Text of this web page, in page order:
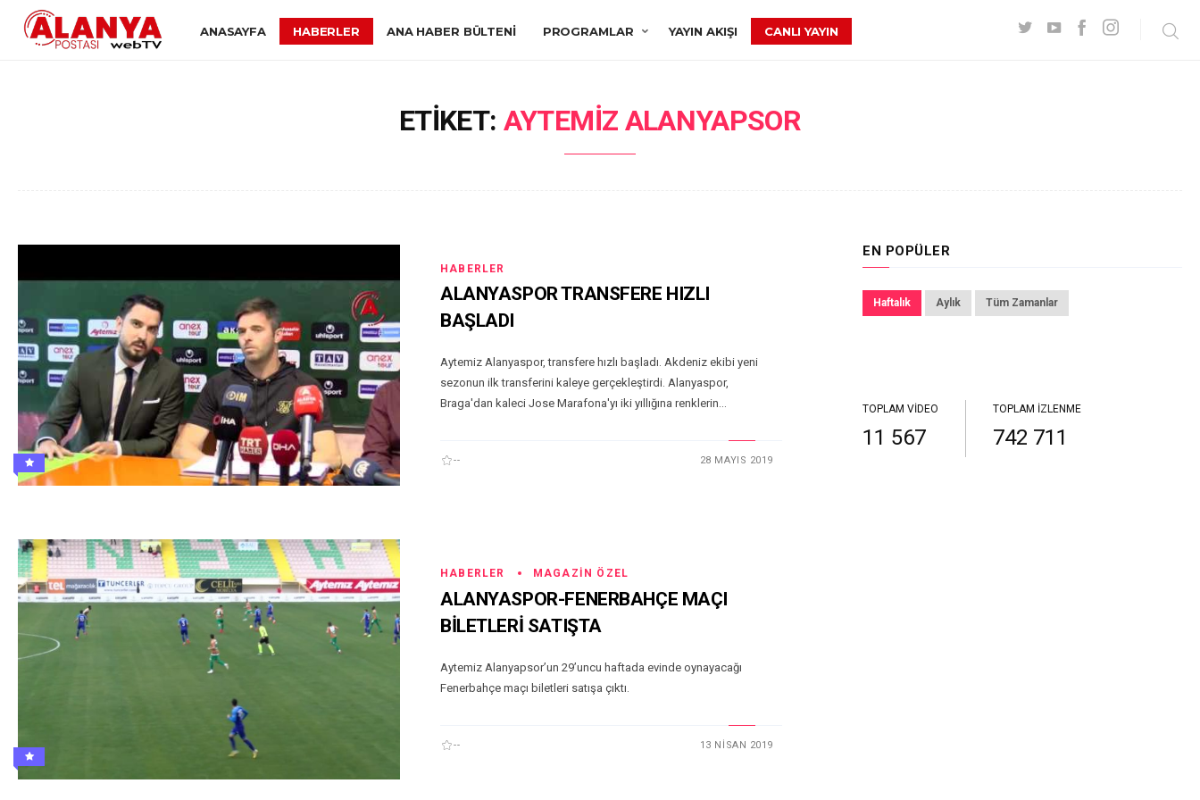
ANASAYFA HABERLER ANA HABER BÜLTENI PROGRAMLAR YAYIN AKIŞI CANLI YAYIN
ETIKET: AYTEMIZ ALANYAPSOR
HABERLER
ALANYASPOR TRANSFERE HIZLI
BAŞLADI
Aytemiz Alanyaspor, transfere hızlı başladı. Akdeniz ekibi yeni
sezonun ilk transferini kaleye gerçekleştirdi. Alanyaspor,
Braga'dan kaleci Jose Marafona'yı iki yıllığına renklerin...
-- 28 MAYIS 2019
HABERLER MAGAZIN ÖZEL
ALANYASPOR-FENERBAHÇE MAÇI
BİLETLERİ SATIŞTA
Aytemiz Alanyapsor’un 29’uncu haftada evinde oynayacağı
Fenerbahçe maçı biletleri satışa çıktı.
-- 13 NISAN 2019
EN POPÜLER
Haftalık Aylık Tüm Zamanlar
TOPLAM VIDEO
11 567
TOPLAM İZLENME
742 711